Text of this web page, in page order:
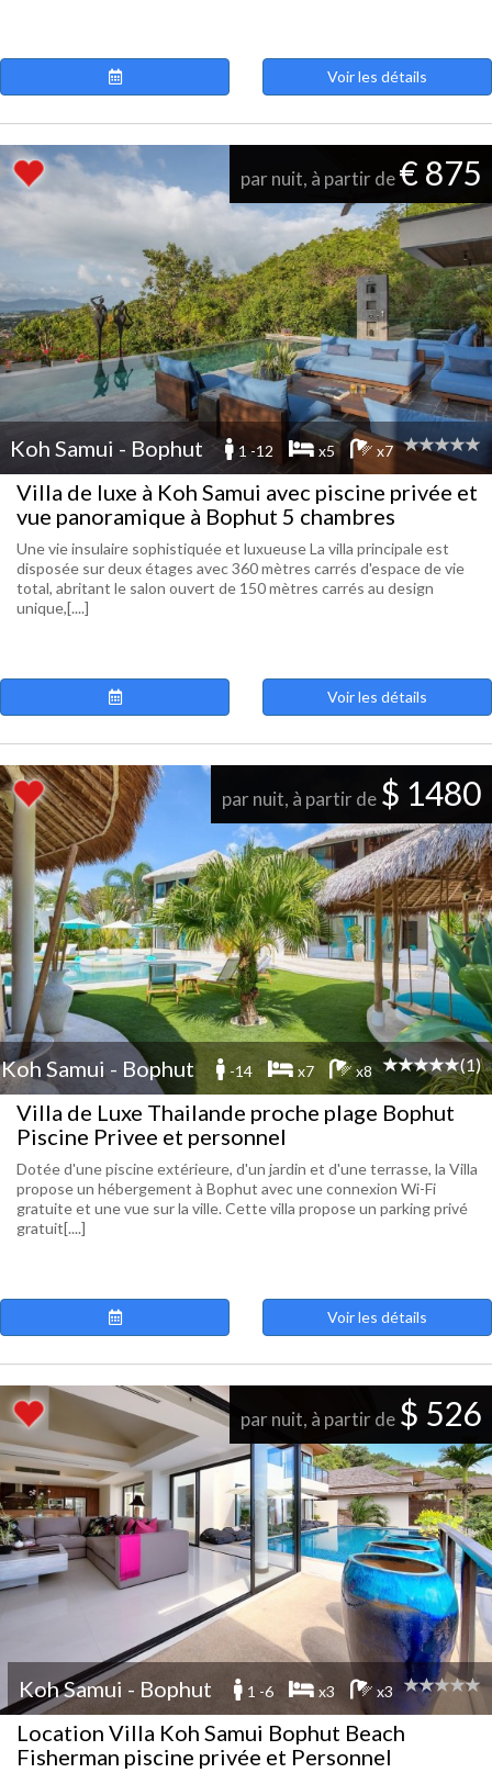
Voir les détails
par nuit, à partir de€ 875
Koh Samui - Bophut 1 -12 x5 x7
Villa de luxe à Koh Samui avec piscine privée et
vue panoramique à Bophut 5 chambres
Une vie insulaire sophistiquée et luxueuse La villa principale est
disposée sur deux étages avec 360 mètres carrés d'espace de vie
total, abritant le salon ouvert de 150 mètres carrés au design
unique,[....]
Voir les détails
par nuit, à partir de $ 1480
Koh Samui - Bophut -14 x7 x8 (1)
Villa de Luxe Thailande proche plage Bophut
Piscine Privee et personnel
Dotée d'une piscine extérieure, d'un jardin et d'une terrasse, la Villa
propose un hébergement à Bophut avec une connexion Wi-Fi
gratuite et une vue sur la ville. Cette villa propose un parking privé
gratuit[....]
Voir les détails
par nuit, à partir de $ 526
Koh Samui - Bophut 1 -6 x3 x3
Location Villa Koh Samui Bophut Beach
Fisherman piscine privée et Personnel